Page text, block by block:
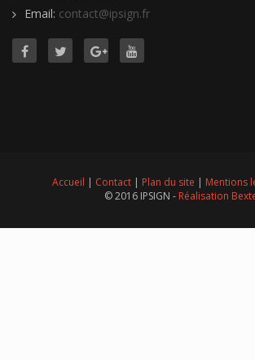
Email: contact@ipsign.fr
Accueil | Contact | Plan du site | Mentions
© 2016 IPSIGN - Réalisation